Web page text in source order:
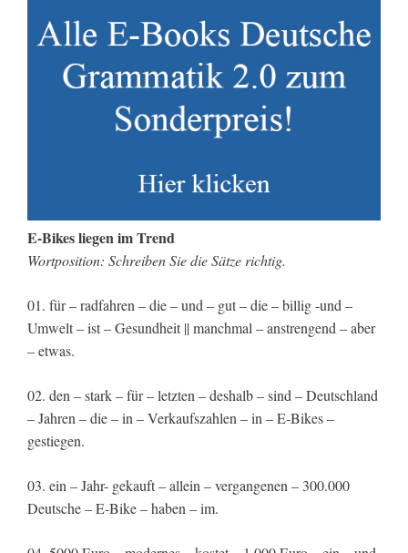
E-Bikes liegen im Trend
Wortposition: Schreiben Sie die Sätze richtig.
01. für – radfahren – die – und – gut – die – billig -und –
Umwelt – ist – Gesundheit || manchmal – anstrengend – aber
– etwas.
02. den – stark – für – letzten – deshalb – sind – Deutschland
– Jahren – die – in – Verkaufszahlen – in – E-Bikes –
gestiegen.
03. ein – Jahr- gekauft – allein – vergangenen – 300.000
Deutsche – E-Bike – haben – im.